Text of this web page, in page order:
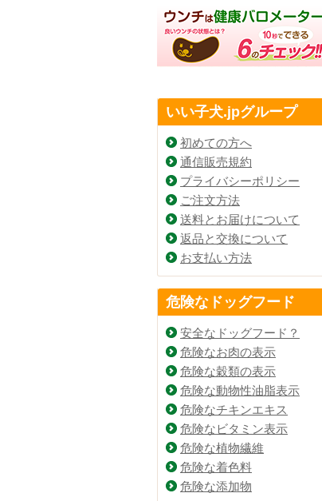
いい子犬.jpグループ
初めての方へ
通信販売規約
プライバシーポリシー
ご注文方法
送料とお届けについて
返品と交換について
お支払い方法
危険なドッグフード
安全なドッグフード？
危険なお肉の表示
危険な穀類の表示
危険な動物性油脂表示
危険なチキンエキス
危険なビタミン表示
危険な植物繊維
危険な着色料
危険な添加物